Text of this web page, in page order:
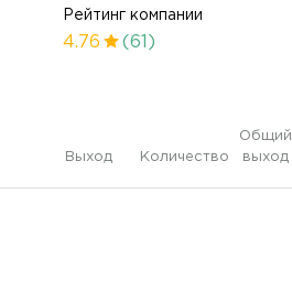
Рейтинг компании
4.76 (61)
Выход Количество
Общий
выход